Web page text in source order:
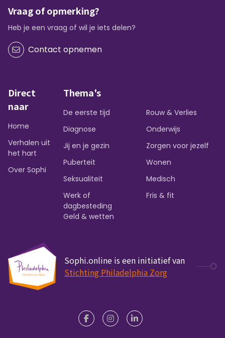
Vraag of opmerking?
Heb je een vraag of wil je iets delen?
Contact opnemen
Direct
naar
Home
Verhalen uit
het hart
Over Sophi
Thema's
De eerste tijd
Diagnose
Jij en je gezin
Puberteit
Seksualiteit
Werk of
dagbesteding
Rouw & Verlies
Onderwijs
Zorgen voor jezelf
Wonen
Medisch
Fris & fit
Geld & wetten
Sophi.online is een initiatief van
Stichting Philadelphia Zorg